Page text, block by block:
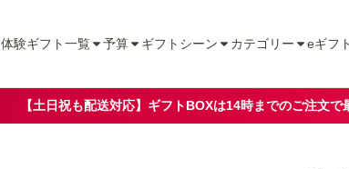
体験ギフト一覧 予算 ギフトシーン カテゴリー eギフ
【土日祝も配送対応】ギフトBOXは14時までのご注文